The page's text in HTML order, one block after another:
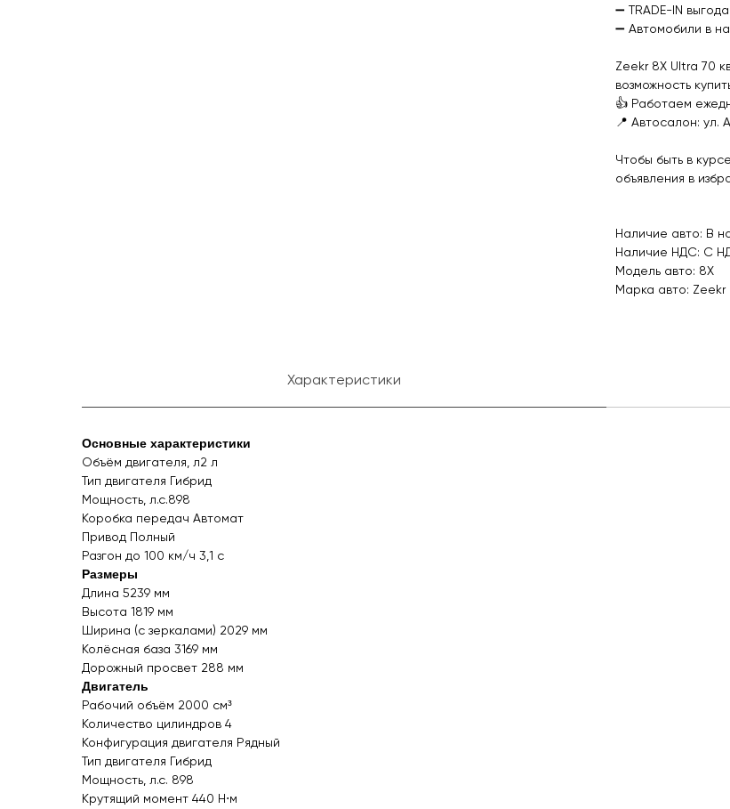
➖ TRADE-IN
➖ Автомобили в
Zeekr 8X Ultra 70
возможность
👍 Работаем
📍 Автосалон: ул.
Чтобы быть в
объявления в
Наличие авто: В
Наличие НДС: С
Модель авто: 8X
Марка авто: Zeekr
Характеристики
Основные характеристики
Объём двигателя, л2 л
Тип двигателя Гибрид
Мощность, л.с.898
Коробка передач Автомат
Привод Полный
Разгон до 100 км/ч 3,1 с
Размеры
Длина 5239 мм
Высота 1819 мм
Ширина (с зеркалами) 2029 мм
Колёсная база 3169 мм
Дорожный просвет 288 мм
Двигатель
Рабочий объём 2000 см³
Количество цилиндров 4
Конфигурация двигателя Рядный
Тип двигателя Гибрид
Мощность, л.с. 898
Крутящий момент 440 Н⋅м